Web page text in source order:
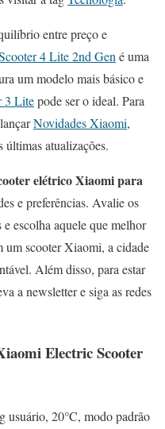
entre preço e
4 Lite 2nd Gen é uma
um modelo mais básico e
3 Litepode ser o ideal. Para
Novidades Xiaomi,
últimas atualizações.
elétrico Xiaomi para
e preferências. Avalie os
escolha aquele que melhor
um scooter Xiaomi, a cidade
Além disso, para estar
a newsletter e siga as redes
Electric Scooter
usuário, 20°C, modo padrão